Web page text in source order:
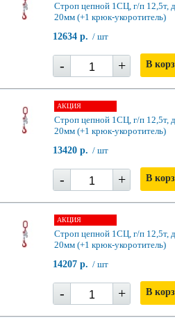
Строп цепной 1СЦ, г/п 12,5т,
20мм (+1 крюк-укоротитель)
12634 р. / шт
- + В
АКЦИЯ
Строп цепной 1СЦ, г/п 12,5т,
20мм (+1 крюк-укоротитель)
13420 р. / шт
- + В
АКЦИЯ
Строп цепной 1СЦ, г/п 12,5т,
20мм (+1 крюк-укоротитель)
14207 р. / шт
- + В